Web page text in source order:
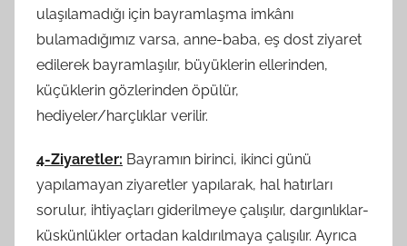
ulaşılamadığı için bayramlaşma imkânı
bulamadığımız varsa, anne-baba, eş dost ziyaret
edilerek bayramlaşılır, büyüklerin ellerinden,
küçüklerin gözlerinden öpülür,
hediyeler/harçlıklar verilir.
4-Ziyaretler: Bayramın birinci, ikinci günü
yapılamayan ziyaretler yapılarak, hal hatırları
sorulur, ihtiyaçları giderilmeye çalışılır, dargınlıklar-
küskünlükler ortadan kaldırılmaya çalışılır. Ayrıca